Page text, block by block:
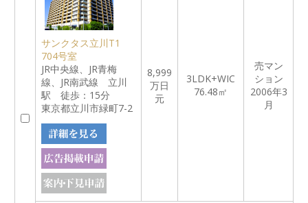
サンクタス立川T1
704号室
JR中央線、JR青梅
線、JR南武線 立川
駅 徒歩：15分
東京都立川市緑町7-2
8,999
万日
元
3LDK+WIC
76.48㎡
売マン
ション
2006年3
月